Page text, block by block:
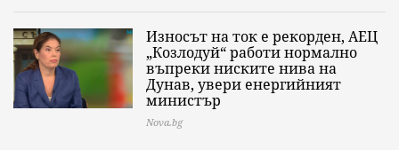
Износът на ток е рекорден, АЕЦ
„Козлодуй“ работи нормално
въпреки ниските нива на
Дунав, увери енергийният
министър
Nova.bg